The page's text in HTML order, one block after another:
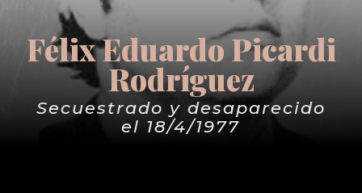
Félix Eduardo Picardi
Rodríguez
Secuestrado y desaparecido
el 18/4/1977